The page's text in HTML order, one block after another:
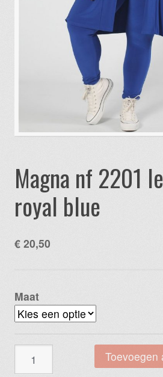
Magna nf 2201
royal blue
€ 20,50
Maat
Toevoegen